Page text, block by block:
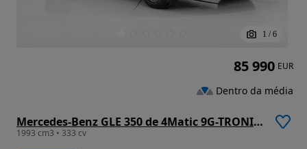
1 / 6
Mercedes-Benz GLE 350 de 4Matic 9G-TRONIC Advanced
1993 cm3 • 333 cv
85 990 EUR
Dentro da média